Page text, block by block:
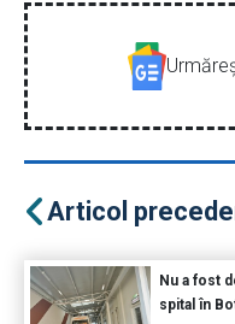
Articol
Nu a fost
spital în